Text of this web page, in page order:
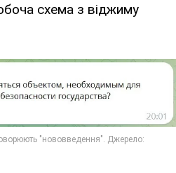
схема з віджиму